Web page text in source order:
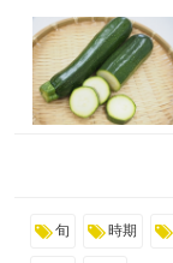
旬 時期